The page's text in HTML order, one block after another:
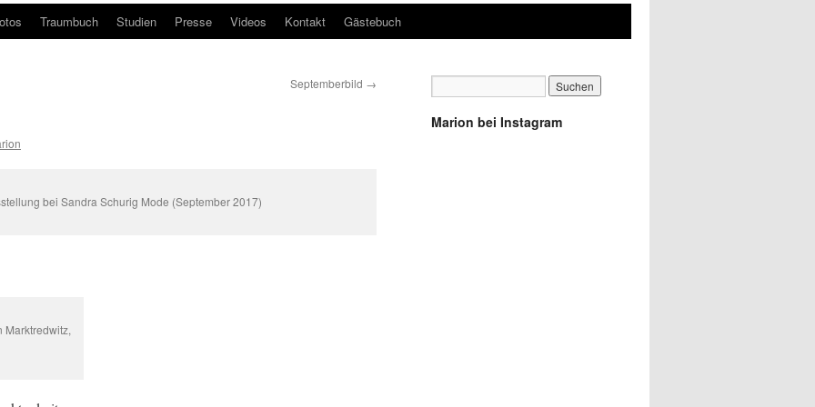
Traumbuch Studien Presse Videos Kontakt Gästebuch
Septemberbild →
bei Sandra Schurig Mode (September 2017)
Marktredwitz,
Marion bei Instagram